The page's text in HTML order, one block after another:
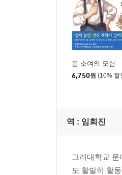
톰 소여의 모험
6,750원 (10% 할
역 : 임희진
고려대학교
도 활발히 활